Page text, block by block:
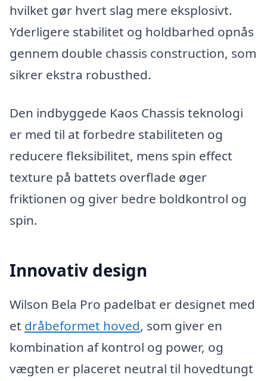
hvilket gør hvert slag mere eksplosivt.
Yderligere stabilitet og holdbarhed opnås
gennem double chassis construction, som
sikrer ekstra robusthed.
Den indbyggede Kaos Chassis teknologi
er med til at forbedre stabiliteten og
reducere fleksibilitet, mens spin effect
texture på battets overflade øger
friktionen og giver bedre boldkontrol og
spin.
Innovativ design
Wilson Bela Pro padelbat er designet med
et dråbeformet hoved, som giver en
kombination af kontrol og power, og
vægten er placeret neutral til hovedtungt